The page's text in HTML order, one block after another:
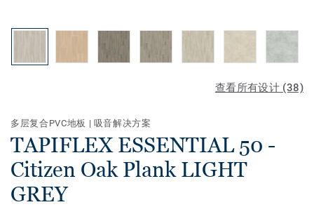
查看所有设计 (38)
多层复合PVC地板 | 吸音解决方案
TAPIFLEX ESSENTIAL 50 -
Citizen Oak Plank LIGHT
GREY